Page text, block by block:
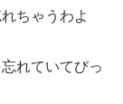
ちゃうわよ
れていてびっ